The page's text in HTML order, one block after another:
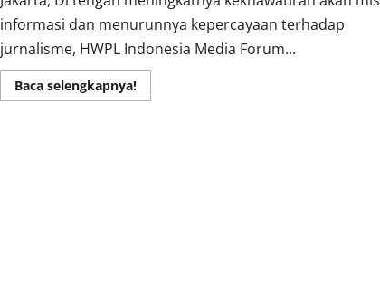
informasi dan menurunnya kepercayaan terhadap
jurnalisme, HWPL Indonesia Media Forum...
Baca selengkapnya!Read
more